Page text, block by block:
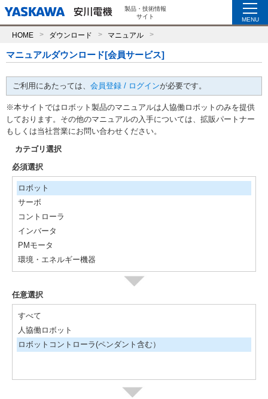
製品・技術情報
サイト
MENU
HOME ダウンロード マニュアル
マニュアルダウンロード[会員サービス]
ご利用にあたっては、 会員登録 / ログインが必要です。
※本サイトではロボット製品のマニュアルは人協働ロボットのみを提供
しております。その他のマニュアルの入手については、拡販パートナー
もしくは当社営業にお問い合わせください。
カテゴリ選択
必須選択
ロボット
サーボ
コントローラ
インバータ
PMモータ
環境・エネルギー機器
任意選択
すべて
人協働ロボット
ロボットコントローラ(ペンダント含む）